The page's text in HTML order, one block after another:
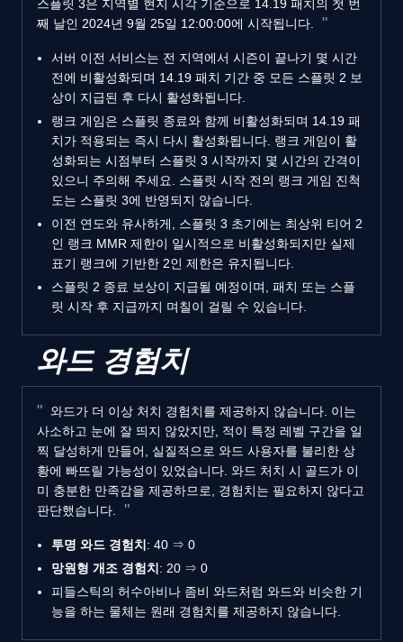
스플릿 3은 지역별 현지 시각 기준으로 14.19 패치의 첫 번
째 날인 2024년 9월 25일 12:00:00에 시작됩니다.
서버 이전 서비스는 전 지역에서 시즌이 끝나기 몇 시간
전에 비활성화되며 14.19 패치 기간 중 모든 스플릿 2 보
상이 지급된 후 다시 활성화됩니다.
랭크 게임은 스플릿 종료와 함께 비활성화되며 14.19 패
치가 적용되는 즉시 다시 활성화됩니다. 랭크 게임이 활
성화되는 시점부터 스플릿 3 시작까지 몇 시간의 간격이
있으니 주의해 주세요. 스플릿 시작 전의 랭크 게임 진척
도는 스플릿 3에 반영되지 않습니다.
이전 연도와 유사하게, 스플릿 3 초기에는 최상위 티어 2
인 랭크 MMR 제한이 일시적으로 비활성화되지만 실제
표기 랭크에 기반한 2인 제한은 유지됩니다.
스플릿 2 종료 보상이 지급될 예정이며, 패치 또는 스플
릿 시작 후 지급까지 며칠이 걸릴 수 있습니다.
와드 경험치
와드가 더 이상 처치 경험치를 제공하지 않습니다. 이는
사소하고 눈에 잘 띄지 않았지만, 적이 특정 레벨 구간을 일
찍 달성하게 만들어, 실질적으로 와드 사용자를 불리한 상
황에 빠뜨릴 가능성이 있었습니다. 와드 처치 시 골드가 이
미 충분한 만족감을 제공하므로, 경험치는 필요하지 않다고
판단했습니다.
투명 와드 경험치 : 40 ⇒ 0
망원형 개조 경험치 : 20 ⇒ 0
피들스틱의 허수아비나 좀비 와드처럼 와드와 비슷한 기
능을 하는 물체는 원래 경험치를 제공하지 않습니다.